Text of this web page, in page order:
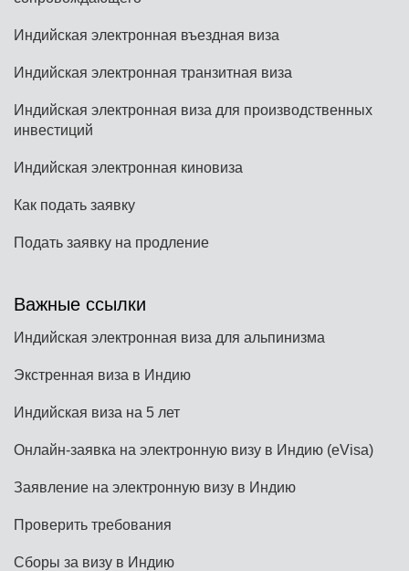
Индийская электронная въездная виза
Индийская электронная транзитная виза
Индийская электронная виза для производственных
инвестиций
Индийская электронная киновиза
Как подать заявку
Подать заявку на продление
Важные ссылки
Индийская электронная виза для альпинизма
Экстренная виза в Индию
Индийская виза на 5 лет
Онлайн-заявка на электронную визу в Индию (eVisa)
Заявление на электронную визу в Индию
Проверить требования
Сборы за визу в Индию